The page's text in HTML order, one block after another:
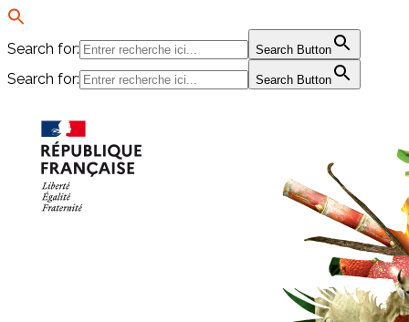
Search for: Search Button
Search for: Search Button
contenu